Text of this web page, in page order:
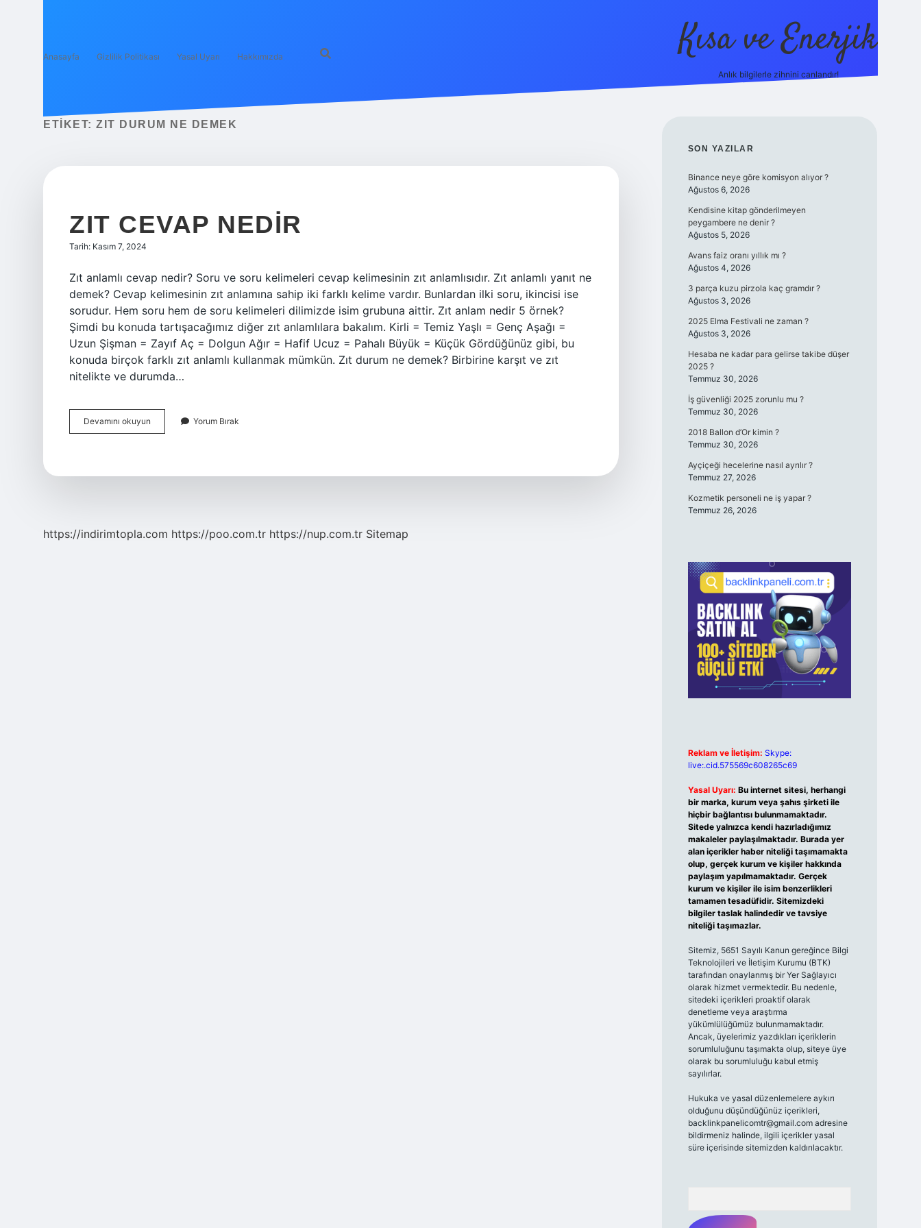
Anasayfa Gizlilik Politikası Yasal Uyarı Hakkımızda Kısa ve Enerjik
Anlık bilgilerle zihnini canlandır!
ETIKET: ZIT DURUM NE DEMEK
ZIT CEVAP NEDIR
Tarih: Kasım 7, 2024
Zıt anlamlı cevap nedir? Soru ve soru kelimeleri cevap kelimesinin zıt anlamlısıdır. Zıt anlamlı yanıt ne
demek? Cevap kelimesinin zıt anlamına sahip iki farklı kelime vardır. Bunlardan ilki soru, ikincisi ise
sorudur. Hem soru hem de soru kelimeleri dilimizde isim grubuna aittir. Zıt anlam nedir 5 örnek?
Şimdi bu konuda tartışacağımız diğer zıt anlamlılara bakalım. Kirli = Temiz Yaşlı = Genç Aşağı =
Uzun Şişman = Zayıf Aç = Dolgun Ağır = Hafif Ucuz = Pahalı Büyük = Küçük Gördüğünüz gibi, bu
konuda birçok farklı zıt anlamlı kullanmak mümkün. Zıt durum ne demek? Birbirine karşıt ve zıt
nitelikte ve durumda…
Devamını okuyun
Cevap
Yorum Bırak
https://indirimtopla.com https://poo.com.tr https://nup.com.tr Sitemap
SIDEBAR
SON YAZILAR
Binance neye göre komisyon alıyor ?
Ağustos 6, 2026
Kendisine kitap gönderilmeyen
peygambere ne denir ?
Ağustos 5, 2026
Avans faiz oranı yıllık mı ?
Ağustos 4, 2026
3 parça kuzu pirzola kaç gramdır ?
Ağustos 3, 2026
2025 Elma Festivali ne zaman ?
Ağustos 3, 2026
Hesaba ne kadar para gelirse takibe düşer
2025 ?
Temmuz 30, 2026
İş güvenliği 2025 zorunlu mu ?
Temmuz 30, 2026
2018 Ballon d’Or kimin ?
Temmuz 30, 2026
Ayçiçeği hecelerine nasıl ayrılır ?
Temmuz 27, 2026
Kozmetik personeli ne iş yapar ?
Temmuz 26, 2026
Reklam ve İletişim: Skype:
live:.cid.575569c608265c69
Yasal Uyarı: Bu internet sitesi, herhangi
bir marka, kurum veya şahıs şirketi ile
hiçbir bağlantısı bulunmamaktadır.
Sitede yalnızca kendi hazırladığımız
makaleler paylaşılmaktadır. Burada yer
alan içerikler haber niteliği taşımamakta
olup, gerçek kurum ve kişiler hakkında
paylaşım yapılmamaktadır. Gerçek
kurum ve kişiler ile isim benzerlikleri
tamamen tesadüfidir. Sitemizdeki
bilgiler taslak halindedir ve tavsiye
niteliği taşımazlar.
Sitemiz, 5651 Sayılı Kanun gereğince Bilgi
Teknolojileri ve İletişim Kurumu (BTK)
tarafından onaylanmış bir Yer Sağlayıcı
olarak hizmet vermektedir. Bu nedenle,
sitedeki içerikleri proaktif olarak
denetleme veya araştırma
yükümlülüğümüz bulunmamaktadır.
Ancak, üyelerimiz yazdıkları içeriklerin
sorumluluğunu taşımakta olup, siteye üye
olarak bu sorumluluğu kabul etmiş
sayılırlar.
Hukuka ve yasal düzenlemelere aykırı
olduğunu düşündüğünüz içerikleri,
backlinkpanelicomtr@gmail.comadresine
bildirmeniz halinde, ilgili içerikler yasal
süre içerisinde sitemizden kaldırılacaktır.